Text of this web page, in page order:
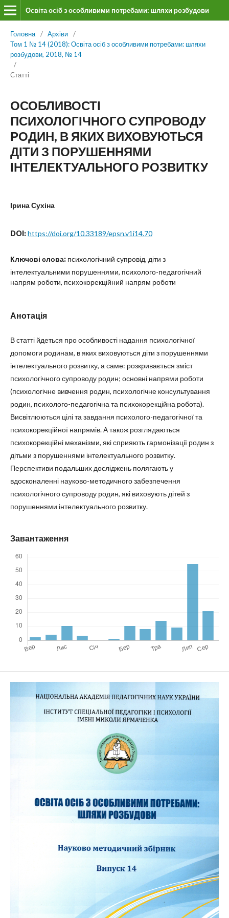
Освіта осіб з особливими потребами: шляхи розбудови
Головна / Архіви
/
Том 1 № 14 (2018): Освіта осіб з особливими потребами: шляхи
розбудови, 2018, № 14
/
Статті
ОСОБЛИВОСТІ
ПСИХОЛОГІЧНОГО СУПРОВОДУ
РОДИН, В ЯКИХ ВИХОВУЮТЬСЯ
ДІТИ З ПОРУШЕННЯМИ
ІНТЕЛЕКТУАЛЬНОГО РОЗВИТКУ
Ірина Сухіна
DOI:https://doi.org/10.33189/epsn.v1i14.70
Ключові слова: психологічний супровід, діти з
інтелектуальними порушеннями, психолого-педагогічний
напрям роботи, психокорекційний напрям роботи
Анотація
В статті йдеться про особливості надання психологічної
допомоги родинам, в яких виховуються діти з порушеннями
інтелектуального розвитку, а саме: розкривається зміст
психологічного супроводу родин; основні напрями роботи
(психологічне вивчення родин, психологічне консультування
родин, психолого-педагогічна та психокорекційна робота).
Висвітлюються цілі та завдання психолого-педагогічної та
психокорекційної напрямів. А також розглядаються
психокорекційні механізми, які сприяють гармонізації родин з
дітьми з порушеннями інтелектуального розвитку.
Перспективи подальших досліджень полягають у
вдосконаленні науково-методичного забезпечення
психологічного супроводу родин, які виховують дітей з
порушеннями інтелектуального розвитку.
Завантаження